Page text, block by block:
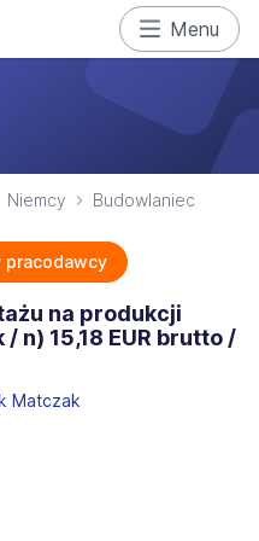
Menu
Niemcy Budowlaniec
na produkcji
n) 15,18 EUR brutto /
Matczak